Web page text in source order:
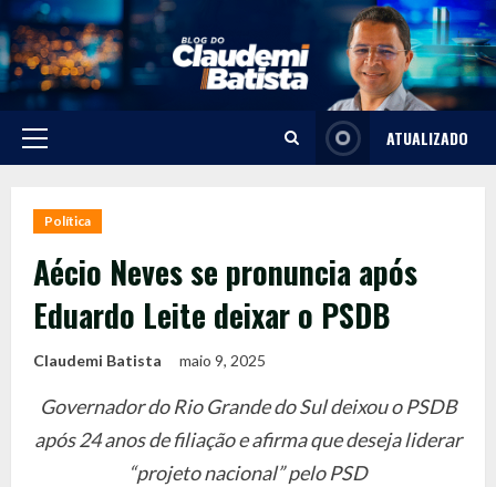
Skip
to
content
Primary
ATUALIZADO
Política
Aécio Neves se pronuncia após
Eduardo Leite deixar o PSDB
Claudemi Batista maio 9, 2025
Governador do Rio Grande do Sul deixou o PSDB
após 24 anos de filiação e afirma que deseja liderar
“projeto nacional” pelo PSD